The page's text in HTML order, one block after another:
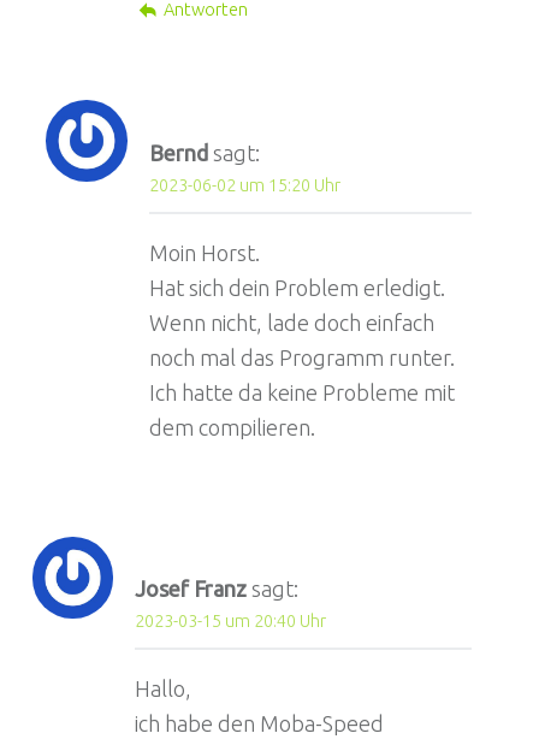
Antworten
Bernd sagt:
2023-06-02 um 15:20 Uhr
Moin Horst.
Hat sich dein Problem erledigt.
Wenn nicht, lade doch einfach
noch mal das Programm runter.
Ich hatte da keine Probleme mit
dem compilieren.
Josef Franz sagt:
2023-03-15 um 20:40 Uhr
Hallo,
ich habe den Moba-Speed